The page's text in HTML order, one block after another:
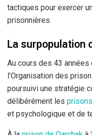
tactiques pour exercer
prisonnières.
La surpopulation
Au cours des 43
l’Organisation des
poursuivi une stratégie
délibérément les prisons
et psychologique et de